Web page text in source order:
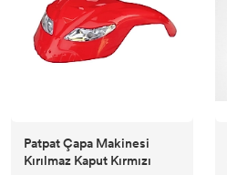
Patpat Çapa Makinesi
Kırılmaz Kaput Kırmızı